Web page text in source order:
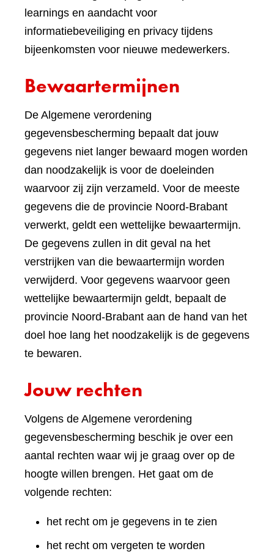
learnings en aandacht voor
informatiebeveiliging en privacy tijdens
bijeenkomsten voor nieuwe medewerkers.
Bewaartermijnen
De Algemene verordening
gegevensbescherming bepaalt dat jouw
gegevens niet langer bewaard mogen worden
dan noodzakelijk is voor de doeleinden
waarvoor zij zijn verzameld. Voor de meeste
gegevens die de provincie Noord-Brabant
verwerkt, geldt een wettelijke bewaartermijn.
De gegevens zullen in dit geval na het
verstrijken van die bewaartermijn worden
verwijderd. Voor gegevens waarvoor geen
wettelijke bewaartermijn geldt, bepaalt de
provincie Noord-Brabant aan de hand van het
doel hoe lang het noodzakelijk is de gegevens
te bewaren.
Jouw rechten
Volgens de Algemene verordening
gegevensbescherming beschik je over een
aantal rechten waar wij je graag over op de
hoogte willen brengen. Het gaat om de
volgende rechten:
het recht om je gegevens in te zien
het recht om vergeten te worden